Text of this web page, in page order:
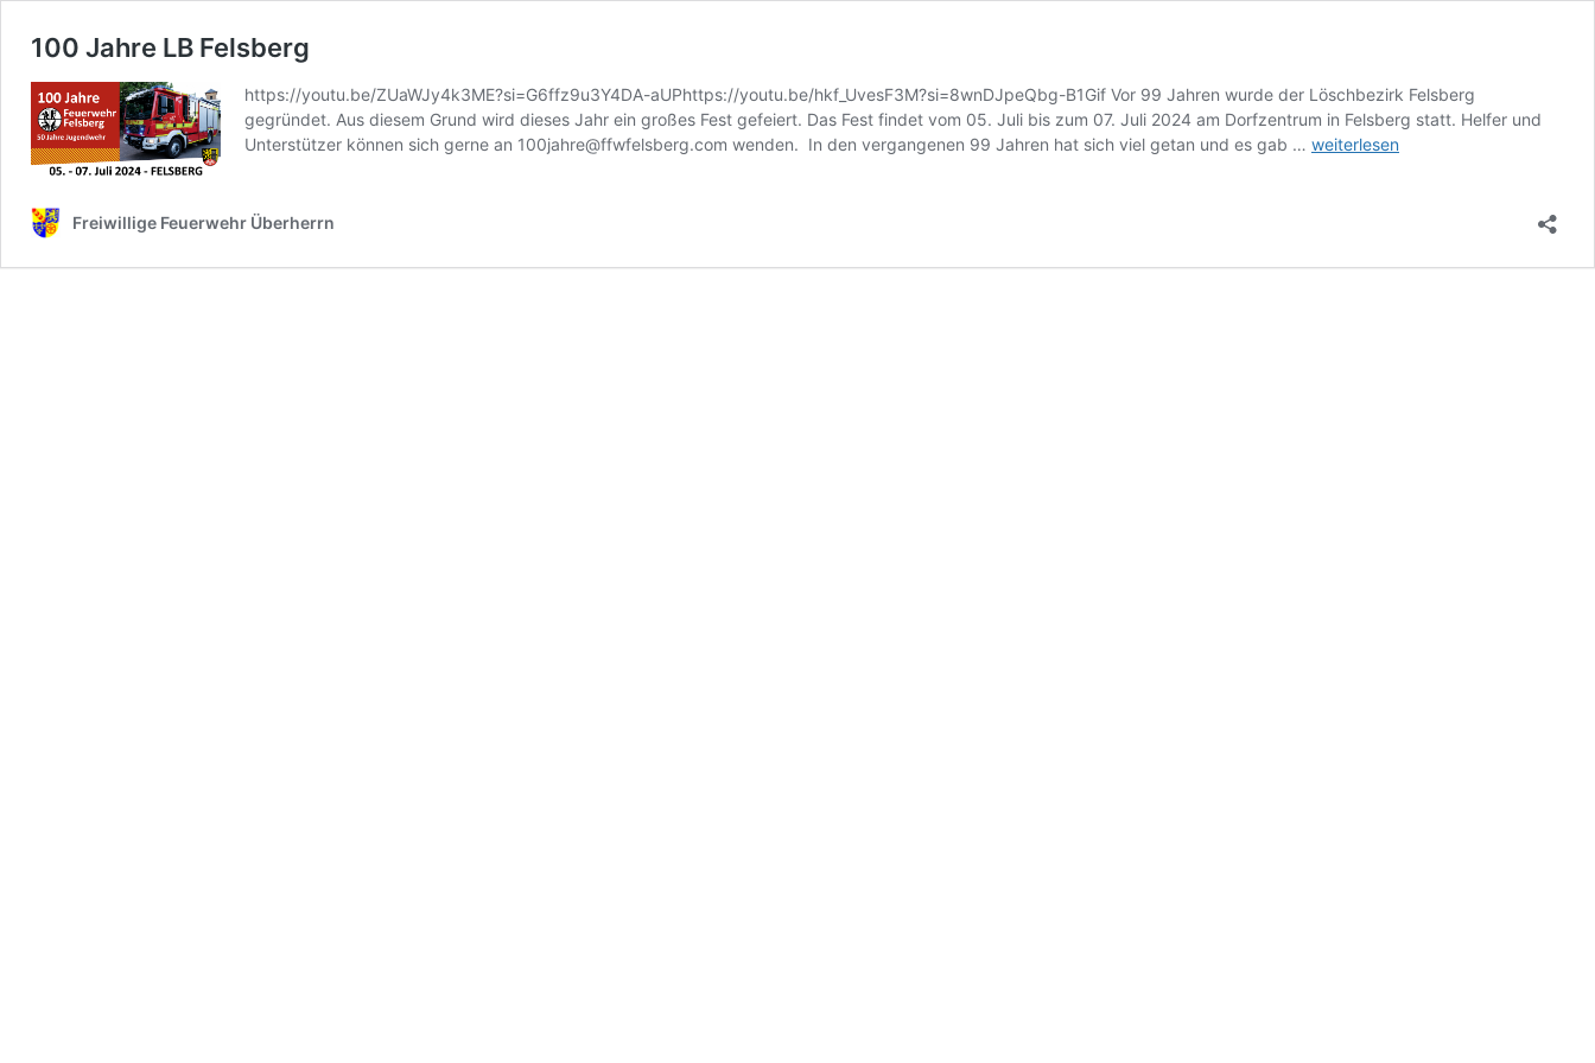
100 Jahre LB Felsberg
https://youtu.be/ZUaWJy4k3ME?si=G6ffz9u3Y4DA-aUPhttps://youtu.be/hkf_UvesF3M?si=8wnDJpeQbg-B1Gif Vor 99 Jahren wurde der Löschbezirk Felsberg
gegründet. Aus diesem Grund wird dieses Jahr ein großes Fest gefeiert. Das Fest findet vom 05. Juli bis zum 07. Juli 2024 am Dorfzentrum in Felsberg statt. Helfer und
Unterstützer können sich gerne an 100jahre@ffwfelsberg.com wenden. In den vergangenen 99 Jahren hat sich viel getan und es gab … 100
weiterlesen
Freiwillige Feuerwehr Überherrn